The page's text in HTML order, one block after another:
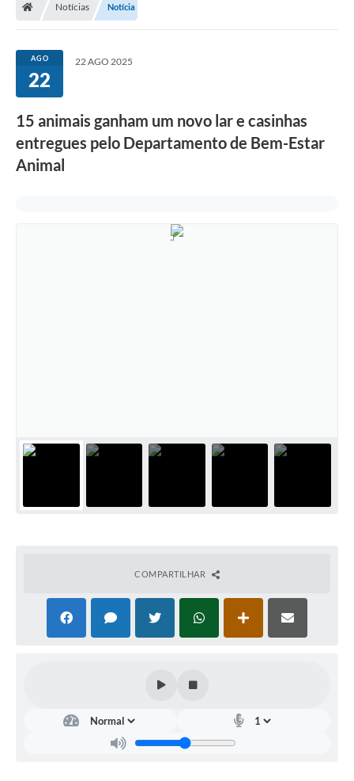
ACESSO À INFORMAÇÃO
Publicações Oficiais
Notícias
Contato
Projetos
Telefones Úteis
Notícias Notícia
AGO
22
22 AGO 2025
15 animais ganham um novo lar e casinhas
entregues pelo Departamento de Bem-Estar
Animal
COMPARTILHAR